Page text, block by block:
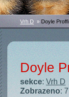
Vrh D » Doyle
Doyle
sekce:Vrh D
Zobrazeno: